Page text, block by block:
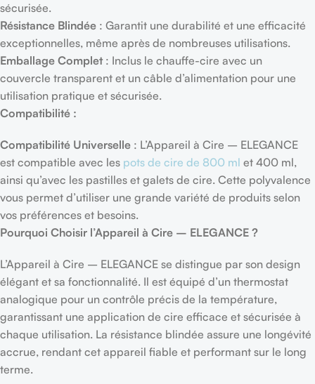
sécurisée.
Résistance Blindée : Garantit une durabilité et une efficacité
exceptionnelles, même après de nombreuses utilisations.
Emballage Complet: Inclus le chauffe-cire avec un
couvercle transparent et un câble d’alimentation pour une
utilisation pratique et sécurisée.
Compatibilité :
Compatibilité Universelle : L’Appareil à Cire – ELEGANCE
est compatible avec les pots de cire de 800 ml et 400 ml,
ainsi qu’avec les pastilles et galets de cire. Cette polyvalence
vous permet d’utiliser une grande variété de produits selon
vos préférences et besoins.
Pourquoi Choisir l’Appareil à Cire – ELEGANCE ?
L’Appareil à Cire – ELEGANCE se distingue par son design
élégant et sa fonctionnalité. Il est équipé d’un thermostat
analogique pour un contrôle précis de la température,
garantissant une application de cire efficace et sécurisée à
chaque utilisation. La résistance blindée assure une longévité
accrue, rendant cet appareil fiable et performant sur le long
terme.